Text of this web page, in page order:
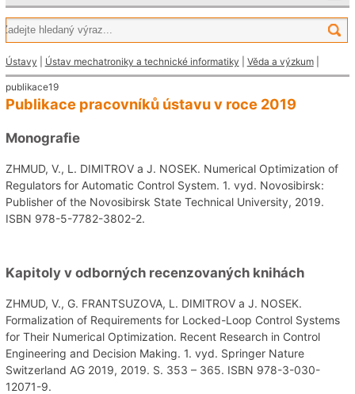
Ústavy Ústav mechatroniky a technické informatiky Věda a výzkum|
publikace19
Publikace pracovníků ústavu v roce 2019
Monografie
ZHMUD, V., L. DIMITROV a J. NOSEK. Numerical Optimization of
Regulators for Automatic Control System. 1. vyd. Novosibirsk:
Publisher of the Novosibirsk State Technical University, 2019.
ISBN 978-5-7782-3802-2.
Kapitoly v odborných recenzovaných knihách
ZHMUD, V., G. FRANTSUZOVA, L. DIMITROV a J. NOSEK.
Formalization of Requirements for Locked-Loop Control Systems
for Their Numerical Optimization. Recent Research in Control
Engineering and Decision Making. 1. vyd. Springer Nature
Switzerland AG 2019, 2019. S. 353 – 365. ISBN 978-3-030-
12071-9.